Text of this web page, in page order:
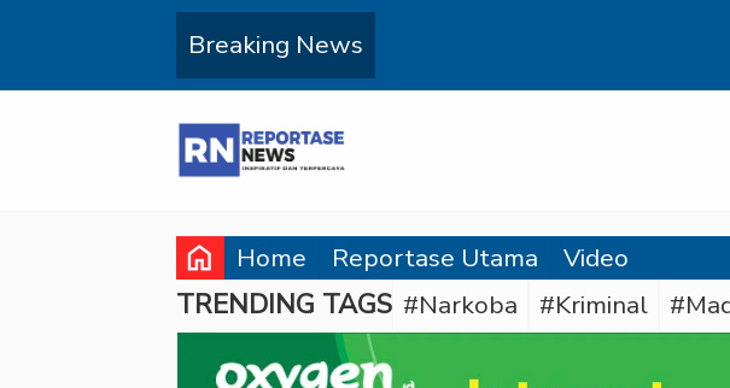
Breaking News
home Home Reportase Utama Video
TRENDING TAGS #Narkoba #Kriminal